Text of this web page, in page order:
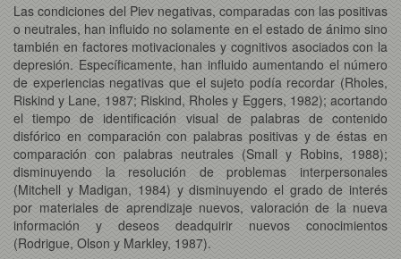
Las condiciones del Piev negativas, comparadas con las positivas
o neutrales, han influido no solamente en el estado de ánimo sino
también en factores motivacionales y cognitivos asociados con la
depresión. Específicamente, han influido aumentando el número
de experiencias negativas que el sujeto podía recordar (Rholes,
Riskind y Lane, 1987; Riskind, Rholes y Eggers, 1982); acortando
el tiempo de identificación visual de palabras de contenido
disfórico en comparación con palabras positivas y de éstas en
comparación con palabras neutrales (Small y Robins, 1988);
disminuyendo la resolución de problemas interpersonales
(Mitchell y Madigan, 1984) y disminuyendo el grado de interés
por materiales de aprendizaje nuevos, valoración de la nueva
información y deseos deadquirir nuevos conocimientos
(Rodrigue, Olson y Markley, 1987).